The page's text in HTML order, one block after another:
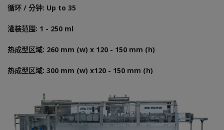
循环 / 分钟: Up to 35
灌装范围: 1 - 250 ml
热成型区域: 260 mm (w) x 120 - 150 mm (h)
热成型区域: 300 mm (w) x120 - 150 mm (h)